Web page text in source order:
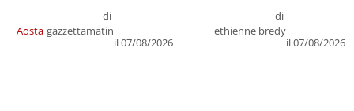
Aosta
di
gazzettamatin
il 07/08/2026
di
ethienne bredy
il 07/08/2026